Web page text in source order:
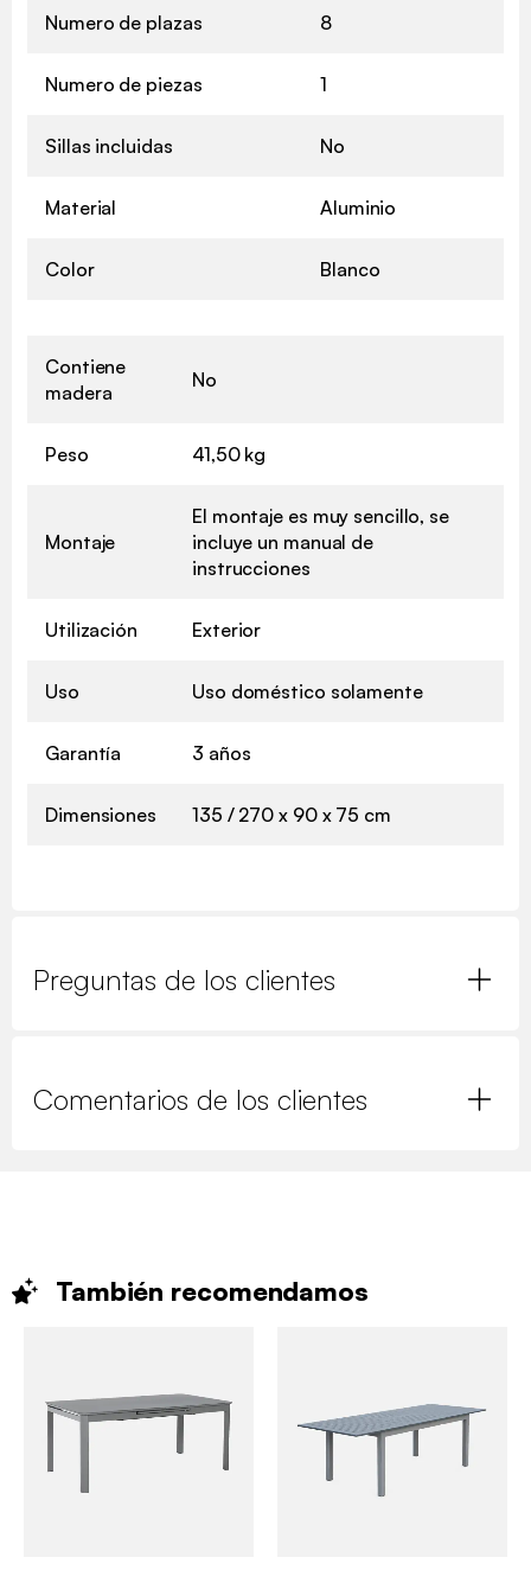
Numero de plazas 8
Numero de piezas 1
Sillas incluidas No
Material Aluminio
Color Blanco
Contiene
madera
No
Peso 41,50 kg
Montaje
El montaje es muy sencillo, se
incluye un manual de
instrucciones
Utilización Exterior
Uso Uso doméstico solamente
Garantía 3 años
Dimensiones 135 / 270 x 90 x 75 cm
Preguntas de los clientes
Comentarios de los clientes
También recomendamos